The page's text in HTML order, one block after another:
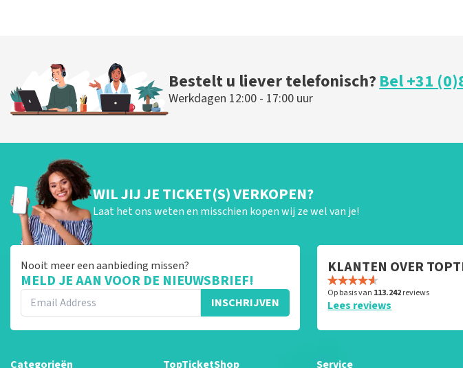
Bestelt u liever telefonisch?Bel +31
Werkdagen 12:00 - 17:00 uur
WIL JIJ JE TICKET(S) VERKOPEN?
Laat het ons weten en misschien kopen wij ze wel van je!
Nooit meer een aanbieding missen?
MELD JE AAN VOOR DE NIEUWSBRIEF!
INSCHRIJVEN
KLANTEN OVER
Op basis van 113.242reviews
Lees reviews
Categorieën TopTicketShop Service